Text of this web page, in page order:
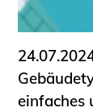
einfaches